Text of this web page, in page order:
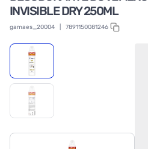
INVISIBLE DRY 250ML
gamaes_20004 7891150081246